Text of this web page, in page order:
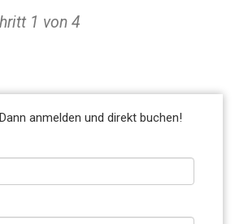
1 von 4
anmelden und direkt buchen!